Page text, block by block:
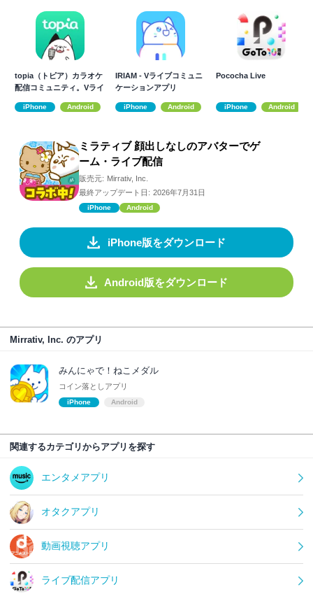
topia（トピア）カラオケ
配信コミュニティ。Vライ
iPhone Android
IRIAM - Vライブコミュニ
ケーションアプリ
iPhone Android
Pococha Live
iPhone Android
ミラティブ 顔出しなしのアバターでゲ
ーム・ライブ配信
販売元: Mirrativ, Inc.
最終アップデート日: 2026年7月31日
iPhone Android
iPhone版をダウンロード
Android版をダウンロード
Mirrativ, Inc. のアプリ
みんにゃで！ねこメダル
コイン落としアプリ
iPhone Android
関連するカテゴリからアプリを探す
エンタメアプリ
オタクアプリ
動画視聴アプリ
ライブ配信アプリ